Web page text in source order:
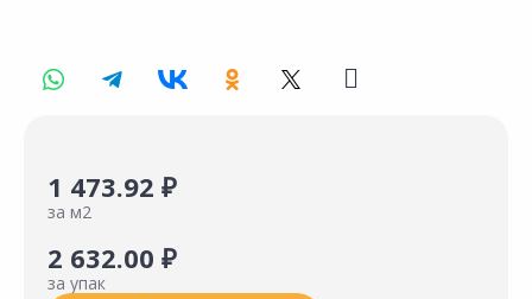
1 473.92 ₽
за м2
2 632.00 ₽
за упак